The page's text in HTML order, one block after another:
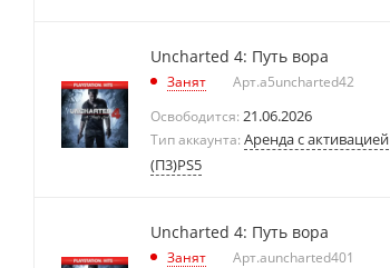
Uncharted 4: Путь вора
Занят Арт.a5uncharted42
Освободится: 21.06.2026
Тип аккаунта: Аренда с активацией
(П3)PS5
Uncharted 4: Путь вора
Занят Арт.auncharted401